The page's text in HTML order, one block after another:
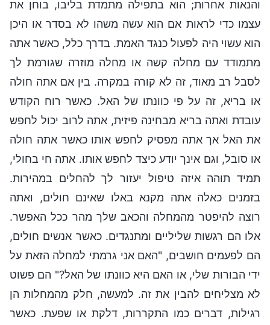
והנאות אחרות; הוא בתפילה מתמדת בליבו, בוחן את
עצמו כדי לראות אם הוא עשה משהו לא בסדר או היכן
הוא עשוי היה לפעול כנגד האמת. בדרך כלל, כאשר אתה
מתמודד עם מחלה קשה או מחלה מוזרה שגורמת לך
לסבל רב מאוד, זה לא קורה במקרה. בין אם אתה חולה
או בריא, זה על פי כוונתו של האל. כאשר רוח הקודש
עובדת ואתה בריא מבחינה פיזית, אתה לרוב יכול לחפש
את האל אך אתה מפסיק לחפש אותו כאשר אתה חולה
או סובל, וגם אינך יודע כיצד לחפש אותו. אתה חי בחולי,
תמיד תוהה איזה טיפול יעזור לך להחלים במהירות.
בזמנים כאלה אתה מקנא באלו שאינם חולים, ואתה
רוצה להיפטר מהמחלה והכאב שלך מהר ככל האפשר.
אלו הם רגשות שליליים ומתנגדים. כאשר אנשים חולים,
הם לפעמים חושבים, "האם אני גרמתי למחלה הזאת על
ידי הבורות שלי, או האם היא כוונתו של האל?" הם פשוט
לא מצליחים להבין את זה. למעשה, חלק מהמחלות הן
רגילות, דברים כמו התקררות, דלקת או שפעת. כאשר